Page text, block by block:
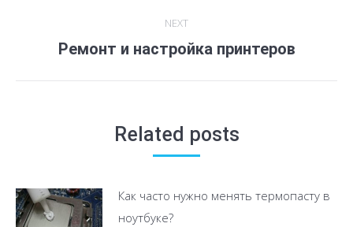
NEXT
Next
Ремонт и настройка принтеров
Related posts
Как часто нужно менять термопасту в
ноутбуке?